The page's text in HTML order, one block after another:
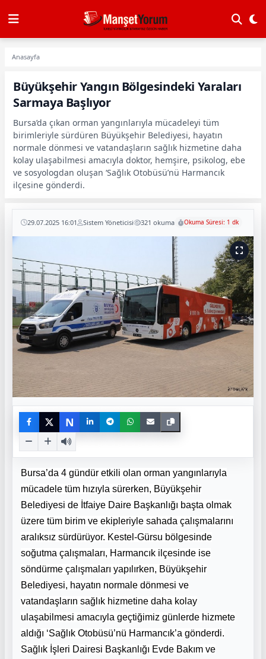
Anasayfa
Büyükşehir Yangın Bölgesindeki Yaraları
Sarmaya Başlıyor
Bursa’da çıkan orman yangınlarıyla mücadeleyi tüm
birimleriyle sürdüren Büyükşehir Belediyesi, hayatın
normale dönmesi ve vatandaşların sağlık hizmetine daha
kolay ulaşabilmesi amacıyla doktor, hemşire, psikolog, ebe
ve sosyologdan oluşan ‘Sağlık Otobüsü’nü Harmancık
ilçesine gönderdi.
29.07.2025 16:01 Sistem Yöneticisi 321 okuma Okuma Süresi: 1 dk
N
Bursa’da 4 gündür etkili olan orman yangınlarıyla
mücadele tüm hızıyla sürerken, Büyükşehir
Belediyesi de İtfaiye Daire Başkanlığı başta olmak
üzere tüm birim ve ekipleriyle sahada çalışmalarını
aralıksız sürdürüyor. Kestel-Gürsu bölgesinde
soğutma çalışmaları, Harmancık ilçesinde ise
söndürme çalışmaları yapılırken, Büyükşehir
Belediyesi, hayatın normale dönmesi ve
vatandaşların sağlık hizmetine daha kolay
ulaşabilmesi amacıyla geçtiğimiz günlerde hizmete
aldığı ‘Sağlık Otobüsü’nü Harmancık’a gönderdi.
Sağlık İşleri Dairesi Başkanlığı Evde Bakım ve